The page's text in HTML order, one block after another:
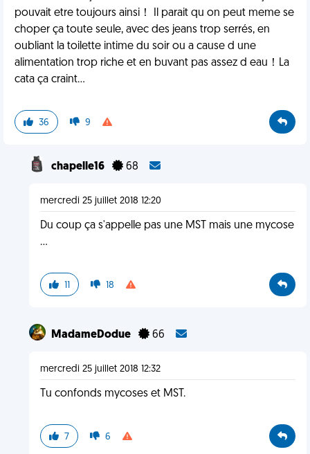
pouvait etre toujours ainsi！ Il parait qu on peut meme se
choper ça toute seule, avec des jeans trop serrés, en
oubliant la toilette intime du soir ou a cause d une
alimentation trop riche et en buvant pas assez d eau！La
cata ça craint...
36 9
chapelle16 68
mercredi 25 juillet 2018 12:20
Du coup ça s'appelle pas une MST mais une mycose
...
11 18
MadameDodue 66
mercredi 25 juillet 2018 12:32
Tu confonds mycoses et MST.
7 6